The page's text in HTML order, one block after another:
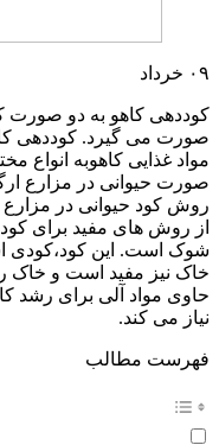
۰۹ خرداد
کوددهی کاهو به دو صورت
صورت می گیرد. کوددهی
مواد غذایی کاهوبه
صورت حیوانی در مزارع
روش کود حیوانی در مزارع
شوک است. این کود،کودی
خاک نیز مفید است و خاک
حاوی مواد آلی برای رشد
نیاز می کند.
فهرست مطالب